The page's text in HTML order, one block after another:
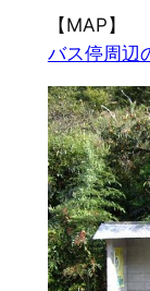
【MAP】
バス停周辺